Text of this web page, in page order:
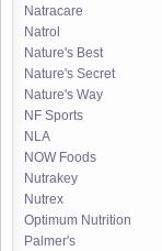
Natracare
Natrol
Nature's Best
Nature's Secret
Nature's Way
NF Sports
NLA
NOW Foods
Nutrakey
Nutrex
Optimum Nutrition
Palmer's